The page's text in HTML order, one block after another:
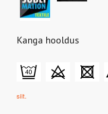
Kanga hooldus
siit.